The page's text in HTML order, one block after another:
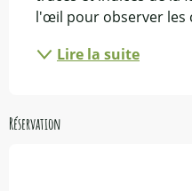
l'œil pour observer les
Lire la suite
Réservation